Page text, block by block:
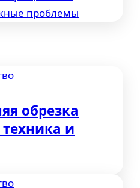
проблемы
обрезка
и